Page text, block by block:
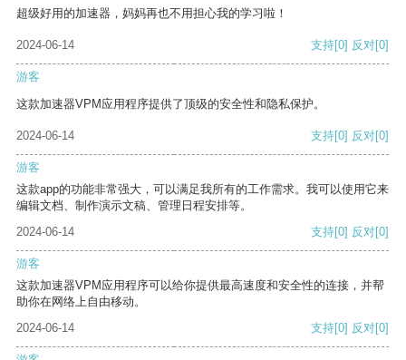
超级好用的加速器，妈妈再也不用担心我的学习啦！
2024-06-14 支持[0] 反对[0]
游客
这款加速器VPM应用程序提供了顶级的安全性和隐私保护。
2024-06-14 支持[0] 反对[0]
游客
这款app的功能非常强大，可以满足我所有的工作需求。我可以使用它来
编辑文档、制作演示文稿、管理日程安排等。
2024-06-14
支持[0] 反对[0]
游客
这款加速器VPM应用程序可以给你提供最高速度和安全性的连接，并帮
助你在网络上自由移动。
2024-06-14
支持[0] 反对[0]